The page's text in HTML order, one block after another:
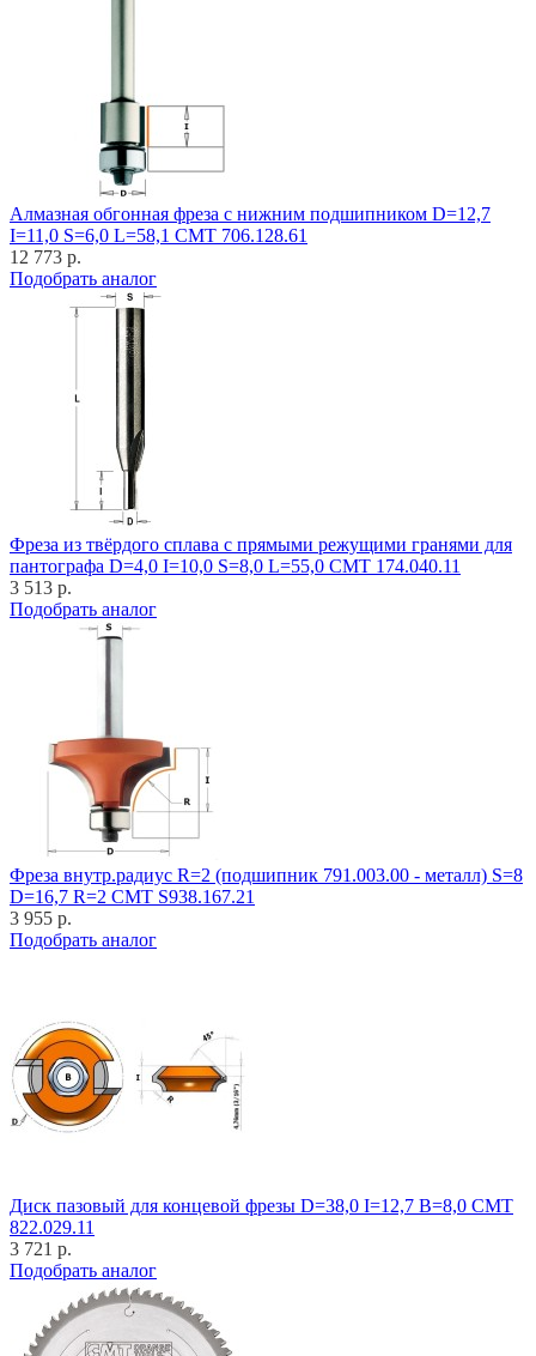
Алмазная обгонная фреза с нижним подшипником D=12,7
I=11,0 S=6,0 L=58,1 CMT 706.128.61
12 773 р.
Подобрать аналог
Фреза из твёрдого сплава с прямыми режущими гранями для
пантографа D=4,0 I=10,0 S=8,0 L=55,0 CMT 174.040.11
3 513 р.
Подобрать аналог
Фреза внутр.радиус R=2 (подшипник 791.003.00 - металл) S=8
D=16,7 R=2 CMT S938.167.21
3 955 р.
Подобрать аналог
Диск пазовый для концевой фрезы D=38,0 I=12,7 B=8,0 CMT
822.029.11
3 721 р.
Подобрать аналог